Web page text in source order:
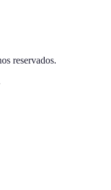
reservados.